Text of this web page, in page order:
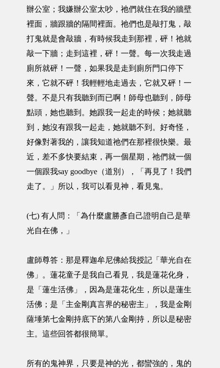
辦公室；我嫌辦公室太吵，祂們就住在我的牆壁
裡面，牆跟牆的隔間裡面。祂們也是敲打鬼，敲
打鬼就是會敲牆，有時候我走到那裡，砰！祂就
敲一下牆；走到這裡，砰！一聲。每一次我走過
廁所就砰！一聲，如果我是走到廁所門口停下
來，它就不砰！我輕輕地走過去，它就又砰！一
聲。不是只有我聽到而已啊！師母也聽到，師母
點頭，她也聽到。她跟我一起走的時候；她就聽
到，她沒有跟我一起走，她就聽不到。好奇怪，
好像對著我的，讓我知道祂們在那裡很快樂。最
近，差不多快要結束，再一個星期，祂們就一個
一個跟我say goodbye（道別），「再見了！我們
走了。」所以，我可以看見神，看見鬼。
(七) 有人問：「為什麼盧勝彥自己證明自己是華
光自在佛，」
盧師尊答：那是釋迦牟尼佛給我授記「華光自在
佛」。蓮花童子是我自己看見，我是蓮花化身，
是「蓮生活佛」，因為是蓮花化生，所以是蓮生
活佛；是「主金剛真言界的秘密主」，我是金剛
薩埵第七金剛持底下的第八金剛持，所以是秘密
主。這些回答都很簡單。
所有的鬼神界，只要是神的光，都蠻強的，鬼的